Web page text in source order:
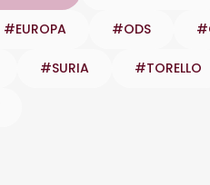
#EUROPA #ODS
#SURIA #TORELLO